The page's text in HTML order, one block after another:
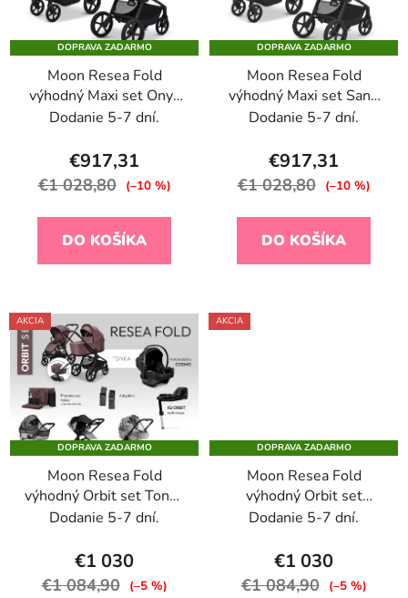
r
o
p
r
DOPRAVA ZADARMO
Moon Resea Fold
výhodný Maxi set Onyx
2026 + Britax Baby
Dodanie 5-7 dní.
€917,31
€1 028,80 (–10 %)
DO KOŠÍKA
DOPRAVA ZADARMO
Moon Resea Fold
výhodný Maxi set Sand
2026 + Britax Baby
Dodanie 5-7 dní.
€917,31
€1 028,80 (–10 %)
DO KOŠÍKA
AKCIA
DOPRAVA ZADARMO
Moon Resea Fold
výhodný Orbit set Tonka
2026
Dodanie 5-7 dní.
€1 030
€1 084,90 (–5 %)
AKCIA
DOPRAVA ZADARMO
Moon Resea Fold
výhodný Orbit set
Graphite 2026
Dodanie 5-7 dní.
€1 030
€1 084,90 (–5 %)